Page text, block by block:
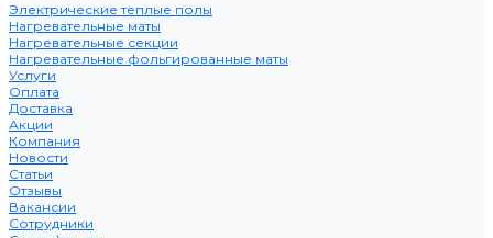
Электрические теплые полы
Нагревательные маты
Нагревательные секции
Нагревательные фольгированные маты
Услуги
Оплата
Доставка
Акции
Компания
Новости
Статьи
Отзывы
Вакансии
Сотрудники